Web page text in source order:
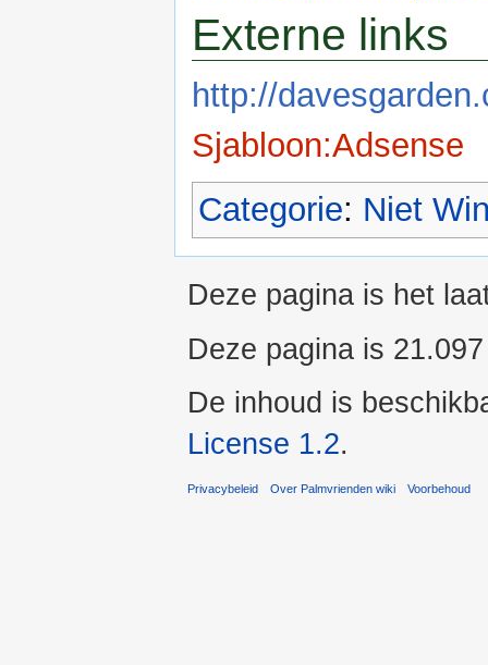
Externe links
http://
Sjabloon:Adsense
Categorie: Niet
Deze pagina is het
Deze pagina is
De inhoud is
License 1.2.
Privacybeleid Over Palmvrienden wiki Voorbehoud